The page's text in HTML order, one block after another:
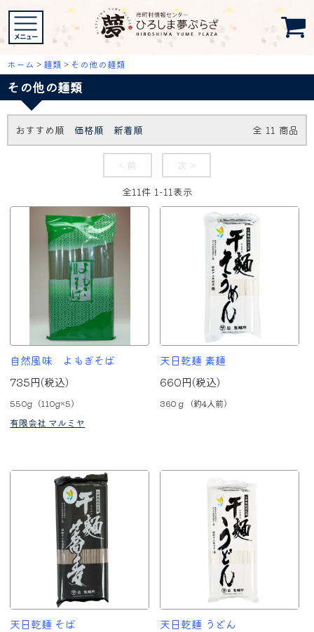
ホーム > 麺類 > その他の麺類
その他の麺類
おすすめ順 価格順 新着順 全 11 商品
< 前
次 >
全11件 1-11表示
自然風味 よもぎそば
735円(税込)
550g（110g×5）
有限会社 マルミヤ
天日乾麺 素麺
660円(税込)
360ｇ（約4人前）
天日乾麺 そば
天日乾麺 うどん